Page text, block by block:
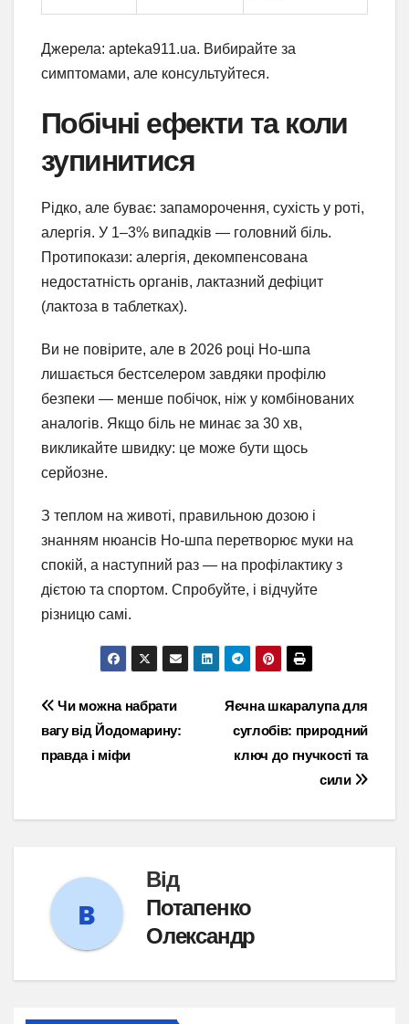
Джерела: apteka911.ua. Вибирайте за
симптомами, але консультуйтеся.
Побічні ефекти та коли
зупинитися
Рідко, але буває: запаморочення, сухість у роті,
алергія. У 1–3% випадків — головний біль.
Протипокази: алергія, декомпенсована
недостатність органів, лактазний дефіцит
(лактоза в таблетках).
Ви не повірите, але в 2026 році Но-шпа
лишається бестселером завдяки профілю
безпеки — менше побічок, ніж у комбінованих
аналогів. Якщо біль не минає за 30 хв,
викликайте швидку: це може бути щось
серйозне.
З теплом на животі, правильною дозою і
знанням нюансів Но-шпа перетворює муки на
спокій, а наступний раз — на профілактику з
дієтою та спортом. Спробуйте, і відчуйте
різницю самі.
Навігація
записів
Яєчна шкаралупа для
суглобів: природний
ключ до гнучкості та
сили
Чи можна набрати
вагу від Йодомарину:
правда і міфи
Від
Потапенко
Олександр